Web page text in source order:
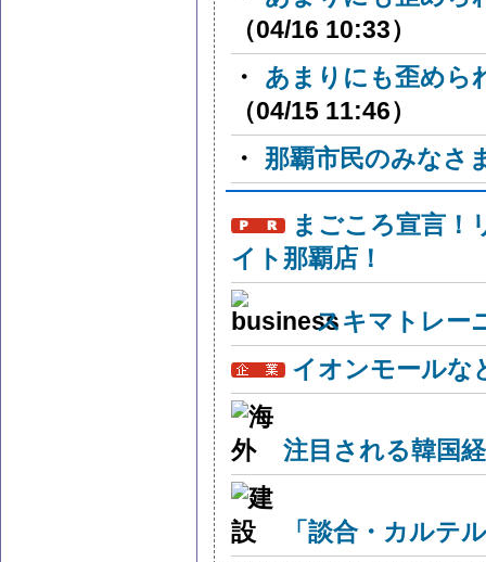
（04/16 10:33）
・
あまりにも歪めら
（04/15 11:46）
・
那覇市民のみなさ
まごころ宣言！
イト那覇店！
スキマトレー
イオンモールな
注目される韓国
「談合・カルテ